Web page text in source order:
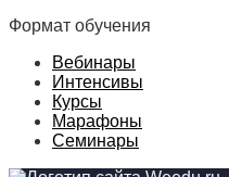
Формат обучения
Вебинары
Интенсивы
Курсы
Марафоны
Семинары